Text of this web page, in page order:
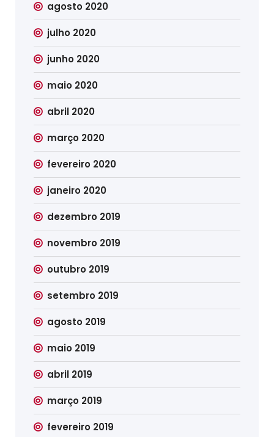
agosto 2020
julho 2020
junho 2020
maio 2020
abril 2020
março 2020
fevereiro 2020
janeiro 2020
dezembro 2019
novembro 2019
outubro 2019
setembro 2019
agosto 2019
maio 2019
abril 2019
março 2019
fevereiro 2019